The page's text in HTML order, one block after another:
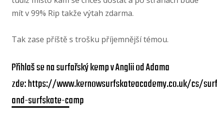
mít v 99% Rip takže výtah zdarma.
Tak zase příště s trošku příjemnější témou.
Přihlaš se na surfařský kemp v Anglii od Adama
zde:https://www.kernowsurfskateacademy.co.uk/cs/
and-surfskate-camp